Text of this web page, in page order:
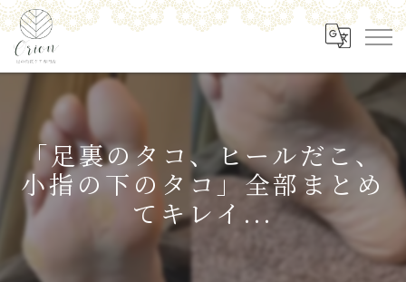
「足裏のタコ、ヒールだこ、
小指の下のタコ」全部まとめ
てキレイ...